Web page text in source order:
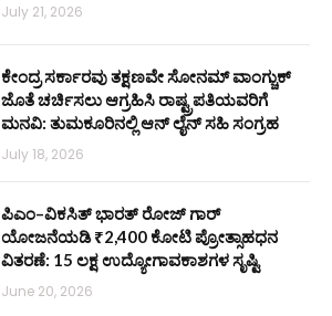
July 21, 2026
ಕೇಂದ್ರ ಸರ್ಕಾರವು ತಕ್ಷಣವೇ ಸೋನಮ್ ವಾಂಗ್ಚುಕ್
ಜೊತೆ ಚರ್ಚಿಸಲು ಆಗ್ರಹಿಸಿ ರಾಷ್ಟ್ರಪತಿಯವರಿಗೆ
ಮನವಿ: ತುಮಕೂರಿನಲ್ಲಿ ಆನ್‌ ಲೈನ್ ಸಹಿ ಸಂಗ್ರಹ
July 18, 2026
ಪಿಎಂ–ವಿಕಸಿತ್ ಭಾರತ್ ರೋಜ್‌ ಗಾರ್
ಯೋಜನೆಯಡಿ ₹2,400 ಕೋಟಿ ಪ್ರೋತ್ಸಾಹಧನ
ವಿತರಣೆ: 15 ಲಕ್ಷ ಉದ್ಯೋಗಾವಕಾಶಗಳ ಸೃಷ್ಟಿ
June 20, 2026